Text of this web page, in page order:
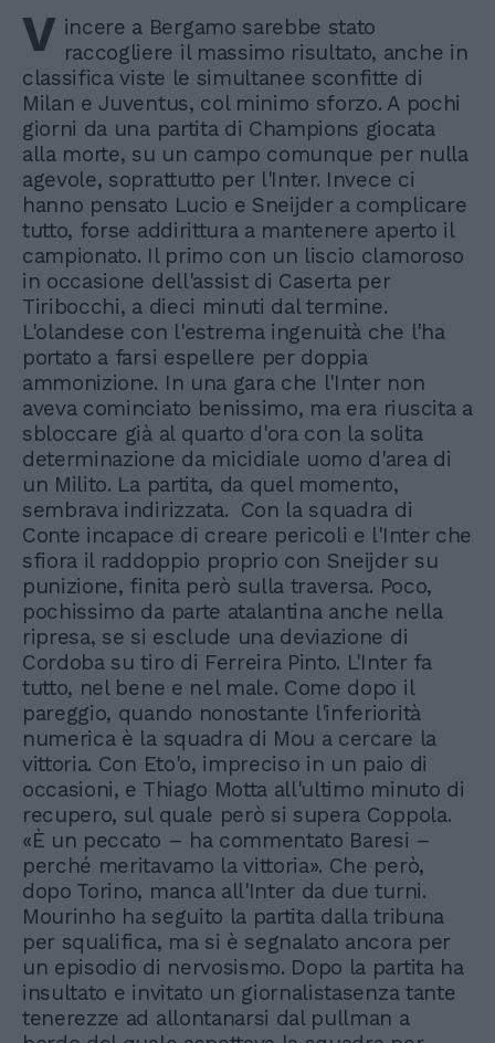
V incere a Bergamo sarebbe stato
raccogliere il massimo risultato, anche in
classifica viste le simultanee sconfitte di
Milan e Juventus, col minimo sforzo. A pochi
giorni da una partita di Champions giocata
alla morte, su un campo comunque per nulla
agevole, soprattutto per l'Inter. Invece ci
hanno pensato Lucio e Sneijder a complicare
tutto, forse addirittura a mantenere aperto il
campionato. Il primo con un liscio clamoroso
in occasione dell'assist di Caserta per
Tiribocchi, a dieci minuti dal termine.
L'olandese con l'estrema ingenuità che l'ha
portato a farsi espellere per doppia
ammonizione. In una gara che l'Inter non
aveva cominciato benissimo, ma era riuscita a
sbloccare già al quarto d'ora con la solita
determinazione da micidiale uomo d'area di
un Milito. La partita, da quel momento,
sembrava indirizzata. Con la squadra di
Conte incapace di creare pericoli e l'Inter che
sfiora il raddoppio proprio con Sneijder su
punizione, finita però sulla traversa. Poco,
pochissimo da parte atalantina anche nella
ripresa, se si esclude una deviazione di
Cordoba su tiro di Ferreira Pinto. L'Inter fa
tutto, nel bene e nel male. Come dopo il
pareggio, quando nonostante l'inferiorità
numerica è la squadra di Mou a cercare la
vittoria. Con Eto'o, impreciso in un paio di
occasioni, e Thiago Motta all'ultimo minuto di
recupero, sul quale però si supera Coppola.
«È un peccato – ha commentato Baresi –
perché meritavamo la vittoria». Che però,
dopo Torino, manca all'Inter da due turni.
Mourinho ha seguito la partita dalla tribuna
per squalifica, ma si è segnalato ancora per
un episodio di nervosismo. Dopo la partita ha
insultato e invitato un giornalistasenza tante
tenerezze ad allontanarsi dal pullman a